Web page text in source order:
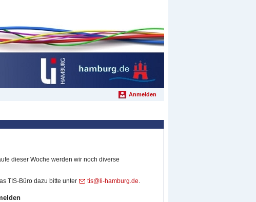
Anmelden
dieser Woche werden wir noch diverse
TIS-Büro dazu bitte unter
tis@li-hamburg.de.